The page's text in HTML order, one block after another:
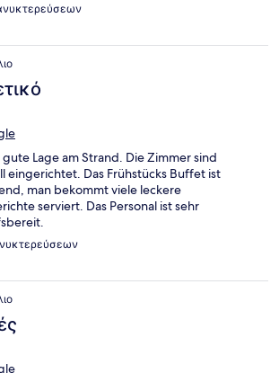
Lage am Strand. Die Zimmer sind
eingerichtet. Das Frühstücks Buffet ist
man bekommt viele leckere
serviert. Das Personal ist sehr